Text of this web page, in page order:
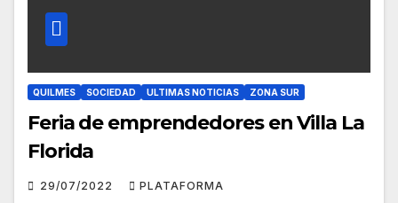
QUILMES SOCIEDAD ULTIMAS NOTICIAS ZONA SUR
Feria de emprendedores en Villa La
Florida
29/07/2022 PLATAFORMA